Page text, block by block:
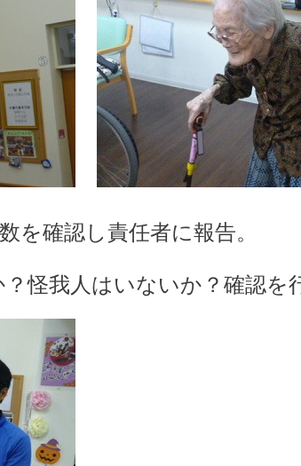
を確認し責任者に報告。
怪我人はいないか？確認を